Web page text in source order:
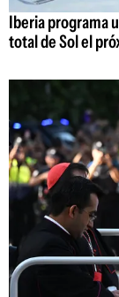
Iberia programa
total de Sol el